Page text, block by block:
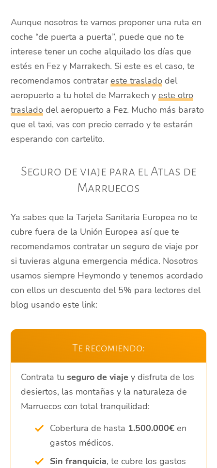
Aunque nosotros te vamos proponer una ruta en
coche “de puerta a puerta”, puede que no te
interese tener un coche alquilado los días que
estés en Fez y Marrakech. Si este es el caso, te
recomendamos contratareste traslado del
aeropuerto a tu hotel de Marrakech yeste otro
traslado del aeropuerto a Fez. Mucho más barato
que el taxi, vas con precio cerrado y te estarán
esperando con cartelito.
Seguro de viaje para el Atlas de
Marruecos
Ya sabes que la Tarjeta Sanitaria Europea no te
cubre fuera de la Unión Europea así que te
recomendamos contratar un seguro de viaje por
si tuvieras alguna emergencia médica. Nosotros
usamos siempre Heymondo y tenemos acordado
con ellos un descuento del 5% para lectores del
blog usando este link:
Te recomiendo:
Contrata tuseguro de viaje y disfruta de los
desiertos, las montañas y la naturaleza de
Marruecos con total tranquilidad:
Cobertura de hasta 1.500.000€en
gastos médicos.
Sin franquicia, te cubre los gastos